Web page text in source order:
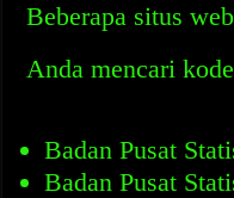
Beberapa situs
Anda mencari
Badan Pusat
Badan Pusat